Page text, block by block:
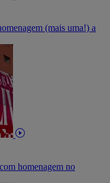
(mais uma!) a
homenagem no